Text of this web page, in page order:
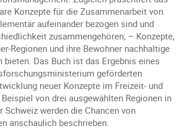
Konzepte für die Zusammenarbeit von
aufeinander bezogen sind und
zusammengehören; – Konzepte,
Regionen und ihre Bewohner nachhaltige
bieten. Das Buch ist das Ergebnis eines
geförderten
neuer Konzepte im Freizeit- und
von drei ausgewählten Regionen in
Schweiz werden die Chancen von
anschaulich beschrieben.